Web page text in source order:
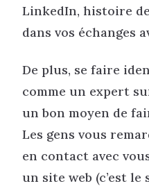
LinkedIn, histoire
dans vos échanges
De plus, se faire
comme un expert
un bon moyen de
Les gens vous
en contact avec
un site web (c’est le